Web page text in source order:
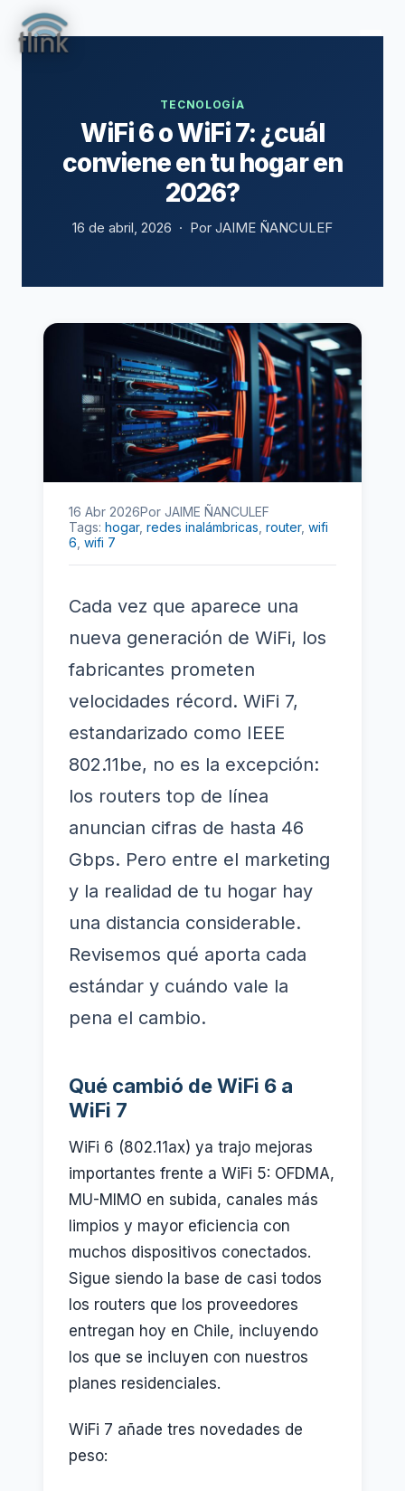
TECNOLOGÍA
WiFi 6 o WiFi 7: ¿cuál
conviene en tu hogar en
2026?
16 de abril, 2026 · Por JAIME ÑANCULEF
16 Abr 2026Por JAIME ÑANCULEF
Tags: hogar, redes inalámbricas router, wifi
6 wifi 7
Cada vez que aparece una
nueva generación de WiFi, los
fabricantes prometen
velocidades récord. WiFi 7,
estandarizado como IEEE
802.11be, no es la excepción:
los routers top de línea
anuncian cifras de hasta 46
Gbps. Pero entre el marketing
y la realidad de tu hogar hay
una distancia considerable.
Revisemos qué aporta cada
estándar y cuándo vale la
pena el cambio.
Qué cambió de WiFi 6 a
WiFi 7
WiFi 6 (802.11ax) ya trajo mejoras
importantes frente a WiFi 5: OFDMA,
MU-MIMO en subida, canales más
limpios y mayor eficiencia con
muchos dispositivos conectados.
Sigue siendo la base de casi todos
los routers que los proveedores
entregan hoy en Chile, incluyendo
los que se incluyen con nuestros
planes residenciales.
WiFi 7 añade tres novedades de
peso: